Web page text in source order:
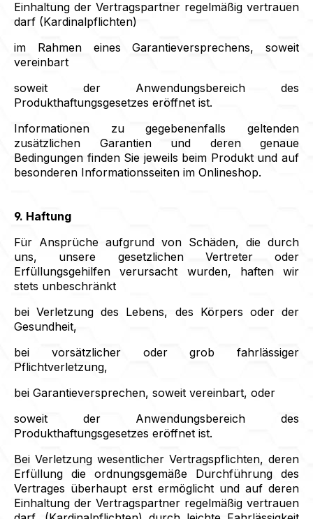
Einhaltung der Vertragspartner regelmäßig vertrauen
darf (Kardinalpflichten)
im Rahmen eines Garantieversprechens, soweit
vereinbart
soweit der Anwendungsbereich des
Produkthaftungsgesetzes eröffnet ist.
Informationen zu gegebenenfalls geltenden
zusätzlichen Garantien und deren genaue
Bedingungen finden Sie jeweils beim Produkt und auf
besonderen Informationsseiten im Onlineshop.
9. Haftung
Für Ansprüche aufgrund von Schäden, die durch
uns, unsere gesetzlichen Vertreter oder
Erfüllungsgehilfen verursacht wurden, haften wir
stets unbeschränkt
bei Verletzung des Lebens, des Körpers oder der
Gesundheit,
bei vorsätzlicher oder grob fahrlässiger
Pflichtverletzung,
bei Garantieversprechen, soweit vereinbart, oder
soweit der Anwendungsbereich des
Produkthaftungsgesetzes eröffnet ist.
Bei Verletzung wesentlicher Vertragspflichten, deren
Erfüllung die ordnungsgemäße Durchführung des
Vertrages überhaupt erst ermöglicht und auf deren
Einhaltung der Vertragspartner regelmäßig vertrauen